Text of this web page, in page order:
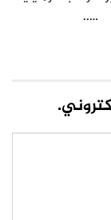
…..